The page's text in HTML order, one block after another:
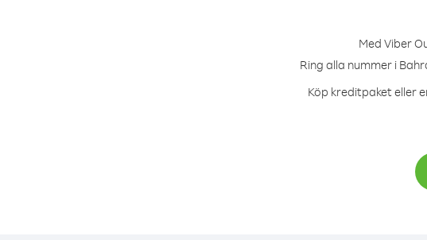
Med Viber
Ring alla nummer i
Köp kreditpaket eller